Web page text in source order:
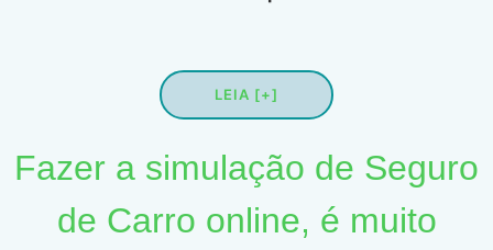
LEIA [+]
Fazer a simulação de Seguro
de Carro online, é muito